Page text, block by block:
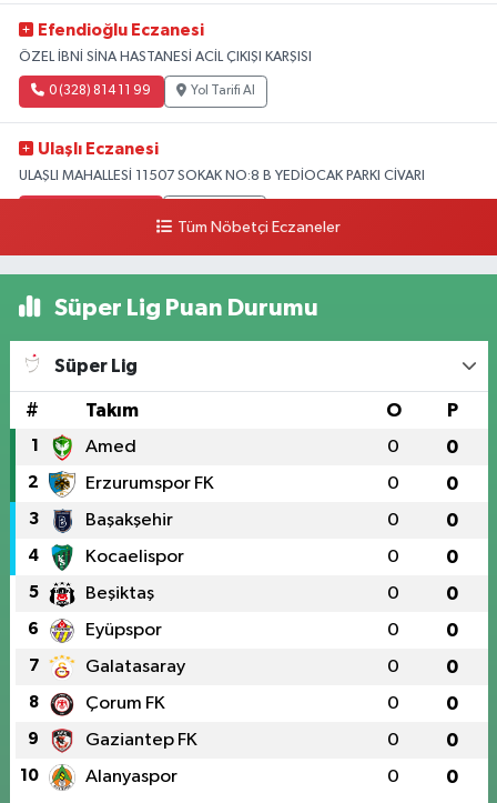
Efendioğlu Eczanesi
ÖZEL İBNİ SİNA HASTANESİ ACİL ÇIKIŞI KARŞISI
0 (328) 814 11 99 Yol Tarifi Al
Ulaşlı Eczanesi
ULAŞLI MAHALLESİ 11507 SOKAK NO:8 B YEDİOCAK PARKI CİVARI
Tüm Nöbetçi Eczaneler
Süper Lig Puan Durumu
Süper Lig
# Takım O P
1 Amed 0 0
2 Erzurumspor FK 0 0
3 Başakşehir 0 0
4 Kocaelispor 0 0
5 Beşiktaş 0 0
6 Eyüpspor 0 0
7 Galatasaray 0 0
8 Çorum FK 0 0
9 Gaziantep FK 0 0
10 Alanyaspor 0 0